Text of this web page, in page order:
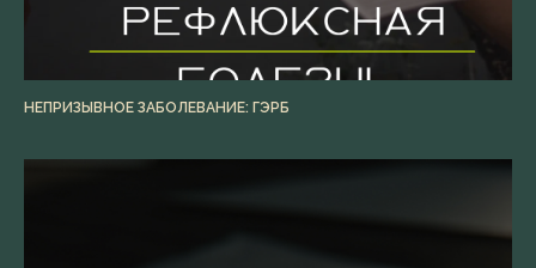
НЕПРИЗЫВНОЕ ЗАБОЛЕВАНИЕ: ГЭРБ